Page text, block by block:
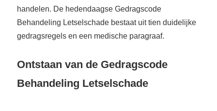
handelen. De hedendaagse Gedragscode
Behandeling Letselschade bestaat uit tien duidelijke
gedragsregels en een medische paragraaf.
Ontstaan van de Gedragscode
Behandeling Letselschade